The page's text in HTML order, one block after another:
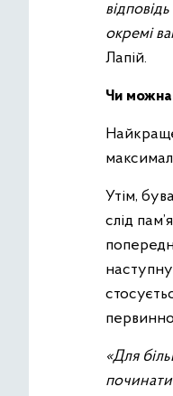
окремі
Лапій.
Чи можна
Утім,
слід
«Для
починати